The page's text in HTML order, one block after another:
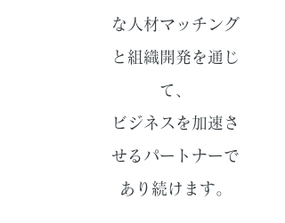
な人材マッチング
と組織開発を通じ
て、
ビジネスを加速さ
せるパートナーで
あり続けます。